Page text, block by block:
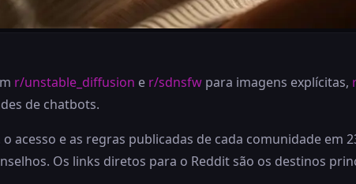
r/unstable_diffusion e r/sdnsfw para imagens explícitas,
de chatbots.
e as regras publicadas de cada comunidade em
Os links diretos para o Reddit são os destinos